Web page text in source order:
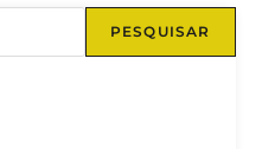
PESQUISAR